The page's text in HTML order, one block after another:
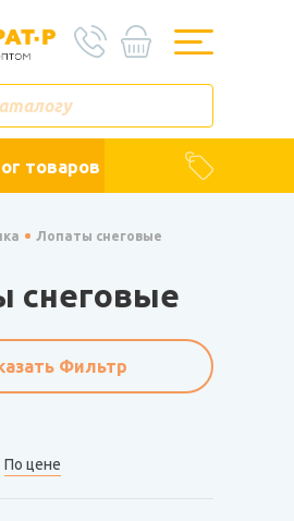
товаров
Лопаты снеговые
снеговые
Фильтр
По цене